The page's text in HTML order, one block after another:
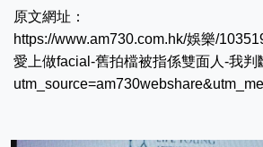
原文網址：
https://www.am730.com.hk/娛樂/
愛上做facial-舊拍檔被指係雙面人-我判